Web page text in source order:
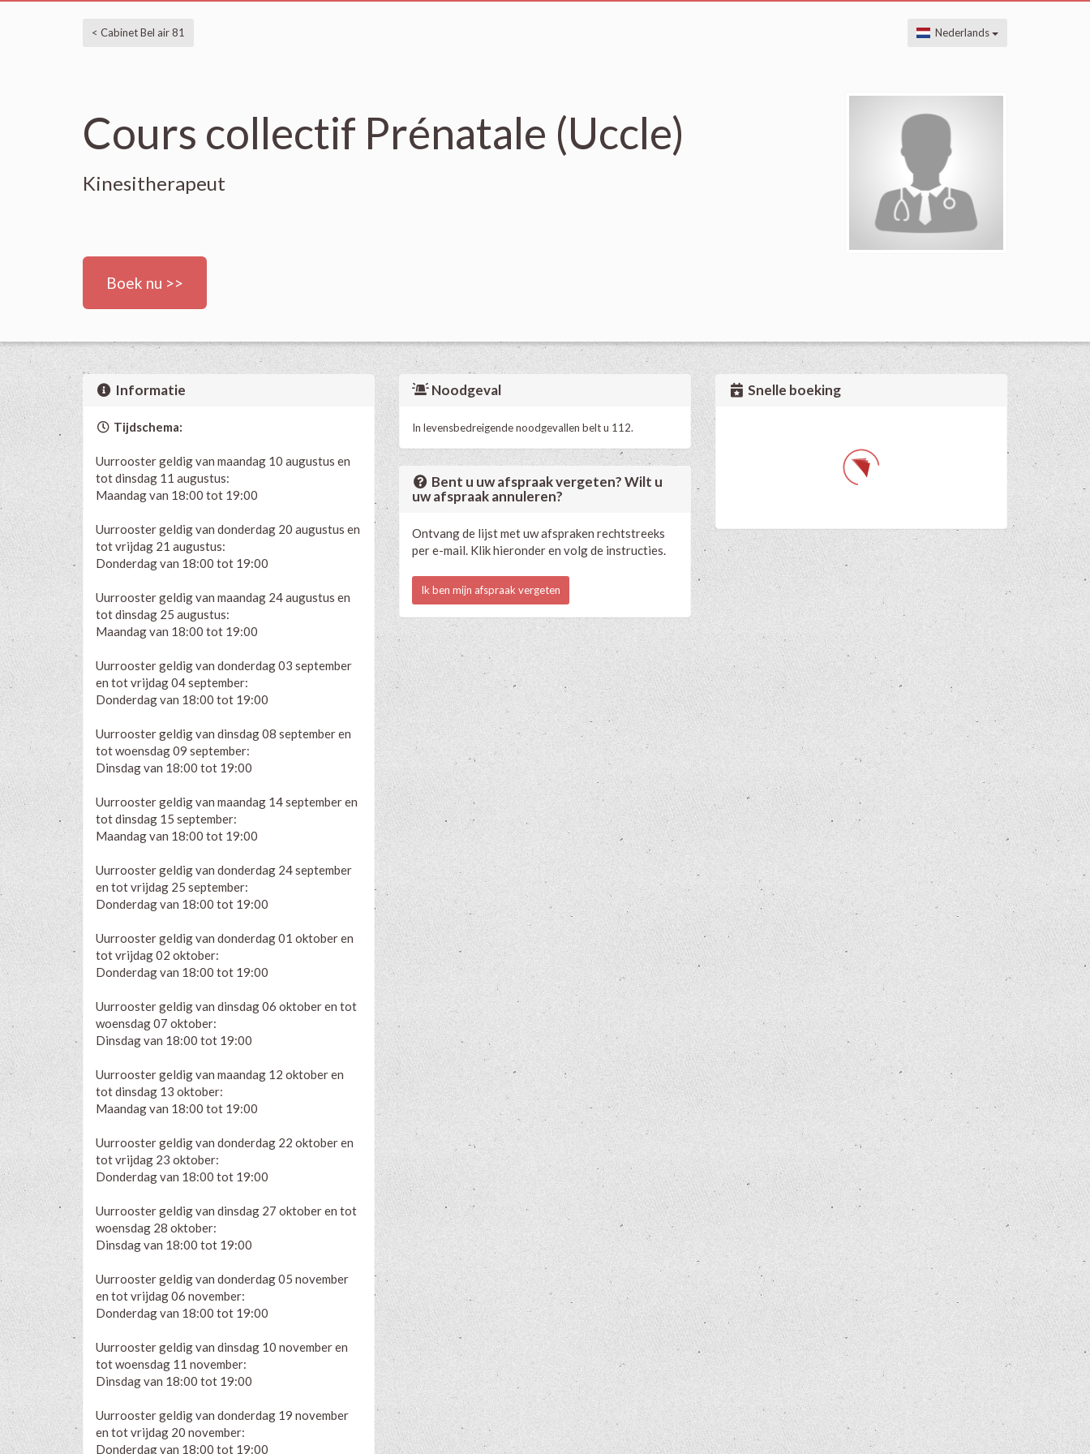
< Cabinet Bel air 81 Nederlands
Cours collectif Prénatale (Uccle)
Kinesitherapeut
Boek nu >>
Informatie
Tijdschema:
Uurrooster geldig van maandag 10 augustus en
tot dinsdag 11 augustus:
Maandag van 18:00 tot 19:00
Uurrooster geldig van donderdag 20 augustus en
tot vrijdag 21 augustus:
Donderdag van 18:00 tot 19:00
Uurrooster geldig van maandag 24 augustus en
tot dinsdag 25 augustus:
Maandag van 18:00 tot 19:00
Uurrooster geldig van donderdag 03 september
en tot vrijdag 04 september:
Donderdag van 18:00 tot 19:00
Uurrooster geldig van dinsdag 08 september en
tot woensdag 09 september:
Dinsdag van 18:00 tot 19:00
Uurrooster geldig van maandag 14 september en
tot dinsdag 15 september:
Maandag van 18:00 tot 19:00
Uurrooster geldig van donderdag 24 september
en tot vrijdag 25 september:
Donderdag van 18:00 tot 19:00
Uurrooster geldig van donderdag 01 oktober en
tot vrijdag 02 oktober:
Donderdag van 18:00 tot 19:00
Uurrooster geldig van dinsdag 06 oktober en tot
woensdag 07 oktober:
Dinsdag van 18:00 tot 19:00
Uurrooster geldig van maandag 12 oktober en
tot dinsdag 13 oktober:
Maandag van 18:00 tot 19:00
Uurrooster geldig van donderdag 22 oktober en
tot vrijdag 23 oktober:
Donderdag van 18:00 tot 19:00
Uurrooster geldig van dinsdag 27 oktober en tot
woensdag 28 oktober:
Dinsdag van 18:00 tot 19:00
Uurrooster geldig van donderdag 05 november
en tot vrijdag 06 november:
Donderdag van 18:00 tot 19:00
Uurrooster geldig van dinsdag 10 november en
tot woensdag 11 november:
Dinsdag van 18:00 tot 19:00
Uurrooster geldig van donderdag 19 november
en tot vrijdag 20 november:
Donderdag van 18:00 tot 19:00
Noodgeval
In levensbedreigende noodgevallen belt u 112.
Bent u uw afspraak vergeten? Wilt u
uw afspraak annuleren?
Ontvang de lijst met uw afspraken rechtstreeks
per e-mail. Klik hieronder en volg de instructies.
Ik ben mijn afspraak vergeten
Snelle boeking